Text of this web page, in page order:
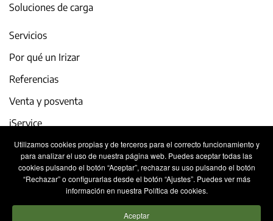
Utilizamos cookies propias y de terceros para el correcto funcionamiento y
para analizar el uso de nuestra página web. Puedes aceptar todas las
cookies pulsando el botón “Aceptar”, rechazar su uso pulsando el botón
“Rechazar” o configurarlas desde el botón “Ajustes”. Puedes ver más
información en nuestra Política de cookies.
Aceptar
Soluciones de carga
Servicios
Por qué un Irizar
Referencias
Venta y posventa
iService
Actualidad y eventos
Trabaja con nosotros